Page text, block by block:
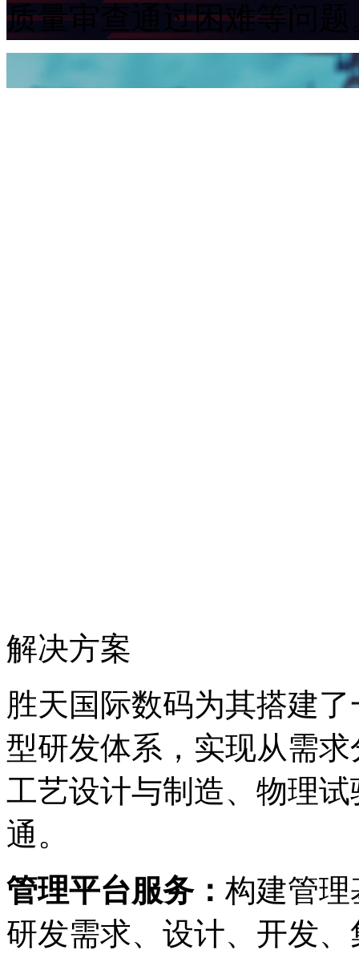
质量审查通过困难等问题
解决方案
胜天国际数码为其搭建了
型研发体系，实现从需求分
工艺设计与制造、物
通。
管理平台服务： 构建管理
研发需求、设计、开发